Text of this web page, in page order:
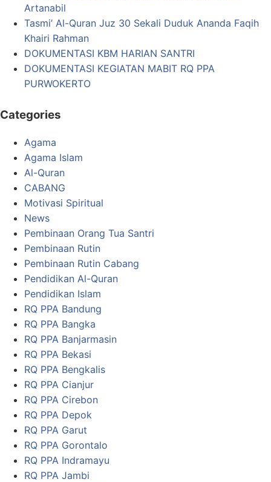
Artanabil
Tasmi’ Al-Quran Juz 30 Sekali Duduk Ananda Faqih
Khairi Rahman
DOKUMENTASI KBM HARIAN SANTRI
DOKUMENTASI KEGIATAN MABIT RQ PPA
PURWOKERTO
Categories
Agama
Agama Islam
Al-Quran
CABANG
Motivasi Spiritual
News
Pembinaan Orang Tua Santri
Pembinaan Rutin
Pembinaan Rutin Cabang
Pendidikan Al-Quran
Pendidikan Islam
RQ PPA Bandung
RQ PPA Bangka
RQ PPA Banjarmasin
RQ PPA Bekasi
RQ PPA Bengkalis
RQ PPA Cianjur
RQ PPA Cirebon
RQ PPA Depok
RQ PPA Garut
RQ PPA Gorontalo
RQ PPA Indramayu
RQ PPA Jambi